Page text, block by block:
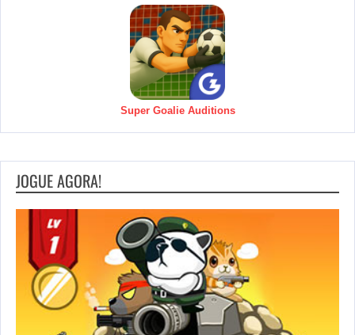
Super Goalie Auditions
JOGUE AGORA!